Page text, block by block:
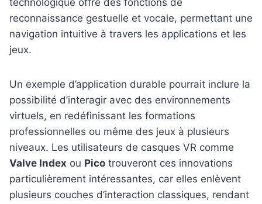
technologique offre des fonctions de
reconnaissance gestuelle et vocale, permettant une
navigation intuitive à travers les applications et les
jeux.
Un exemple d’application durable pourrait inclure la
possibilité d’interagir avec des environnements
virtuels, en redéfinissant les formations
professionnelles ou même des jeux à plusieurs
niveaux. Les utilisateurs de casques VR comme
Valve Index ou Pico trouveront ces innovations
particulièrement intéressantes, car elles enlèvent
plusieurs couches d’interaction classiques, rendant